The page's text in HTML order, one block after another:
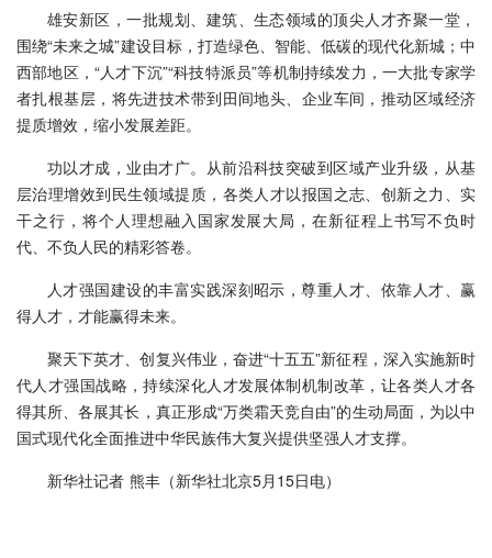
雄安新区，一批规划、建筑、生态领域的顶尖人才齐聚一堂，
围绕“未来之城”建设目标，打造绿色、智能、低碳的现代化新城；中
西部地区，“人才下沉”“科技特派员”等机制持续发力，一大批专家学
者扎根基层，将先进技术带到田间地头、企业车间，推动区域经济
提质增效，缩小发展差距。
功以才成，业由才广。从前沿科技突破到区域产业升级，从基
层治理增效到民生领域提质，各类人才以报国之志、创新之力、实
干之行，将个人理想融入国家发展大局，在新征程上书写不负时
代、不负人民的精彩答卷。
人才强国建设的丰富实践深刻昭示，尊重人才、依靠人才、赢
得人才，才能赢得未来。
聚天下英才、创复兴伟业，奋进“十五五”新征程，深入实施新时
代人才强国战略，持续深化人才发展体制机制改革，让各类人才各
得其所、各展其长，真正形成“万类霜天竞自由”的生动局面，为以中
国式现代化全面推进中华民族伟大复兴提供坚强人才支撑。
新华社记者 熊丰（新华社北京5月15日电）